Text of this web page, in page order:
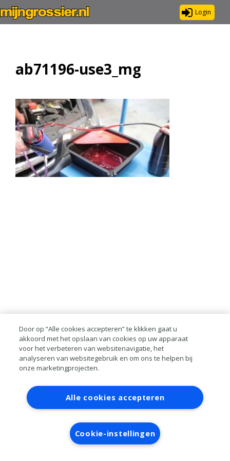
Login
ab71196-use3_mg
Contact Account aanvragen
Inloggen
RAI bestanden
Privacy
Algemene
voorwaarden
Verwerkersovereenkomst
Door op “Alle cookies accepteren” te klikken gaat u
akkoord met het opslaan van cookies op uw apparaat
voor het verbeteren van websitenavigatie, het
analyseren van websitegebruik en om ons te helpen bij
onze marketingprojecten.
Alle cookies accepteren
Cookie-instellingen